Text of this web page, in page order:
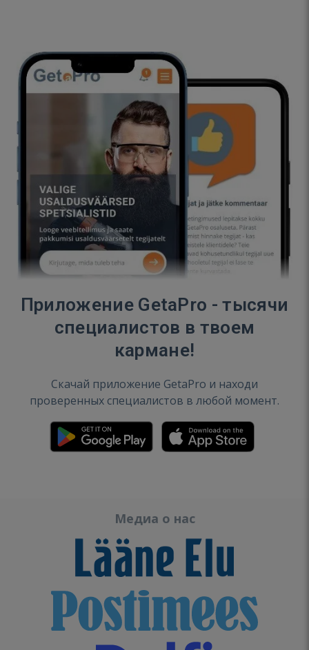
Приложение GetaPro - тысячи
специалистов в твоем
кармане!
Скачай приложение GetaPro и находи
проверенных специалистов в любой момент.
Медиа о нас